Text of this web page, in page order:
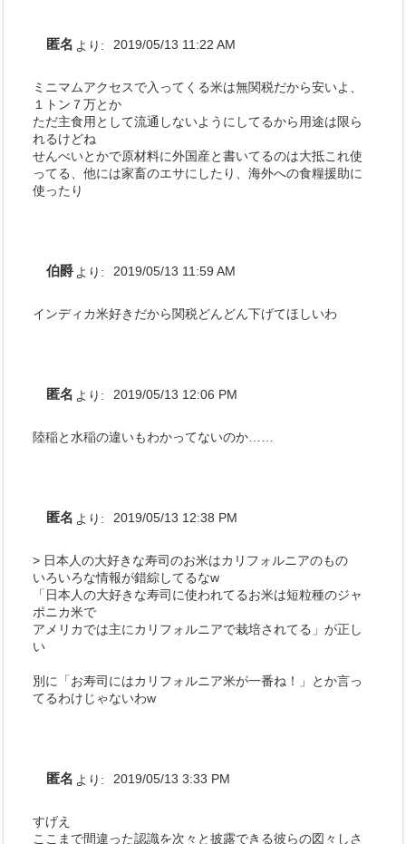
匿名 より: 2019/05/13 11:22 AM
ミニマムアクセスで入ってくる米は無関税だから安いよ、
１トン７万とか
ただ主食用として流通しないようにしてるから用途は限ら
れるけどね
せんべいとかで原材料に外国産と書いてるのは大抵これ使
ってる、他には家畜のエサにしたり、海外への食糧援助に
使ったり
伯爵より: 2019/05/13 11:59 AM
インディカ米好きだから関税どんどん下げてほしいわ
匿名 より: 2019/05/13 12:06 PM
陸稲と水稲の違いもわかってないのか……
匿名 より: 2019/05/13 12:38 PM
> 日本人の大好きな寿司のお米はカリフォルニアのもの
いろいろな情報が錯綜してるなw
「日本人の大好きな寿司に使われてるお米は短粒種のジャ
ポニカ米で
アメリカでは主にカリフォルニアで栽培されてる」が正し
い
別に「お寿司にはカリフォルニア米が一番ね！」とか言っ
てるわけじゃないわw
匿名 より: 2019/05/13 3:33 PM
すげえ
ここまで間違った認識を次々と披露できる彼らの図々しさ